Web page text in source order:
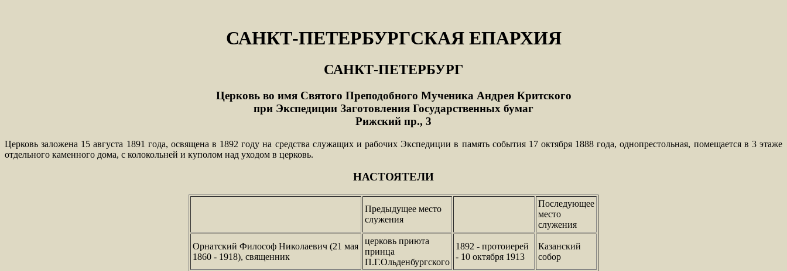
САНКТ-ПЕТЕРБУРГСКАЯ ЕПАРХИЯ
САНКТ-ПЕТЕРБУРГ
Церковь во имя Святого Преподобного Мученика Андрея Критского
при Экспедиции Заготовления Государственных бумаг
Рижский пр., 3
Церковь заложена 15 августа 1891 года, освящена в 1892 году на средства служащих и рабочих Экспедиции в память события 17 октября 1888 года, однопрестольная, помещается в 3 этаже
отдельного каменного дома, с колокольней и куполом над уходом в церковь.
НАСТОЯТЕЛИ
Предыдущее место
служения
Последующее
место
служения
Орнатский Философ Николаевич (21 мая
1860 - 1918), священник
церковь приюта
принца
П.Г.Ольденбургского
1892 - протоиерей
- 10 октября 1913
Казанский
собор